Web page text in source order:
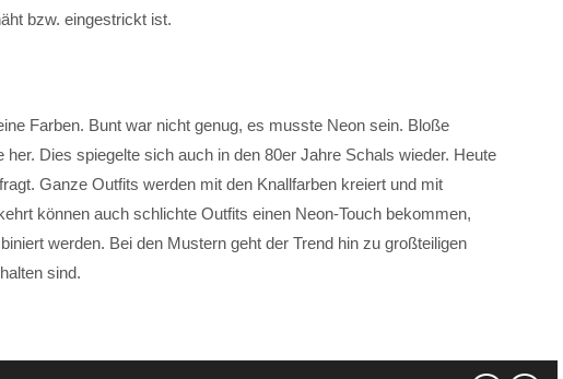
bzw. eingestrickt ist.
Farben. Bunt war nicht genug, es musste Neon sein. Bloße
Dies spiegelte sich auch in den 80er Jahre Schals wieder. Heute
Ganze Outfits werden mit den Knallfarben kreiert und mit
können auch schlichte Outfits einen Neon-Touch bekommen,
werden. Bei den Mustern geht der Trend hin zu großteiligen
sind.